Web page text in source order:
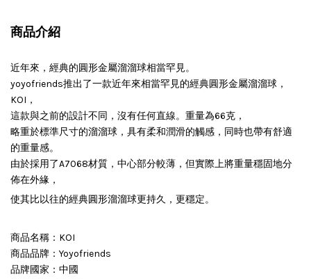
商品介紹
近年來，經典的圓形金屬溜溜球相當罕見。
yoyofriends推出了一款近年來相當罕見的經典圓形金屬溜溜球，
KOI，
這款與之前的設計不同，沒有任何直線。 重量為66克，
略重於標準尺寸的溜溜球，具有柔和潤滑的觸感，同時也帶有舒適
的重量感。
由於採用了A7068材質，中心部分較薄，但實際上將重量穩固地分
佈在外緣，
使其比以往的經典圓形溜溜球更持久，更穩定。
商品名稱：KOI
商品品牌：Yoyofriends
品牌國家：中國